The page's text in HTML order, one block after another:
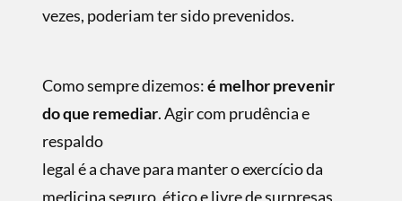
vezes, poderiam ter sido prevenidos.
Como sempre dizemos:é melhor prevenir
do que remediar. Agir com prudência e
respaldo
legal é a chave para manter o exercício da
medicina seguro, ético e livre de surpresas